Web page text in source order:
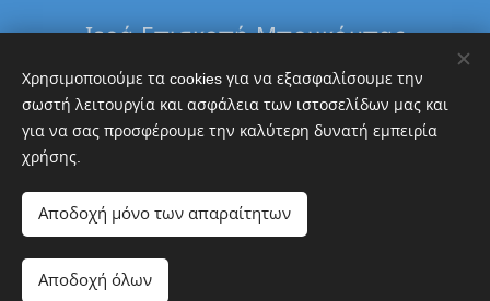
Ιερά Επισκοπή Μπουκόμπας
&
Δ. Τανζανίας
Εθνική Τράπεζα
Cookies
Χρησιμοποιούμε τα cookies για να εξασφαλίσουμε την
σωστή λειτουργία και ασφάλεια των ιστοσελίδων μας και
για να σας προσφέρουμε την καλύτερη δυνατή εμπειρία
χρήσης.
Αποδοχή μόνο των απαραίτητων
Αποδοχή όλων